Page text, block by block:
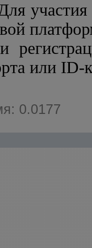
участия
или ID-
0.0177